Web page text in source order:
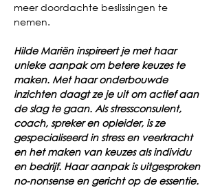
meer doordachte beslissingen te
nemen.
Hilde Mariën inspireert je met haar
unieke aanpak om betere keuzes te
maken. Met haar onderbouwde
inzichten daagt ze je uit om actief aan
de slag te gaan. Als stressconsulent,
coach, spreker en opleider, is ze
gespecialiseerd in stress en veerkracht
en het maken van keuzes als individu
en bedrijf. Haar aanpak is uitgesproken
no-nonsense en gericht op de essentie.